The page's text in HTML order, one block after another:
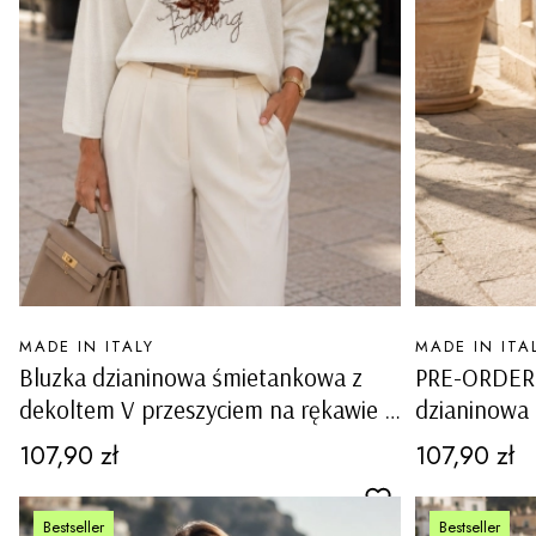
Bluzka dzianinowa śmietankowa z
dekoltem V przeszyciem na rękawie i
motywem liścia Ligosullo
PRODUCENT
MADE IN ITALY
Cena
107,90 zł
PRE-
liścia
PRODUCENT
MADE IN
Cena
107,90 zł
Bestseller Bestseller